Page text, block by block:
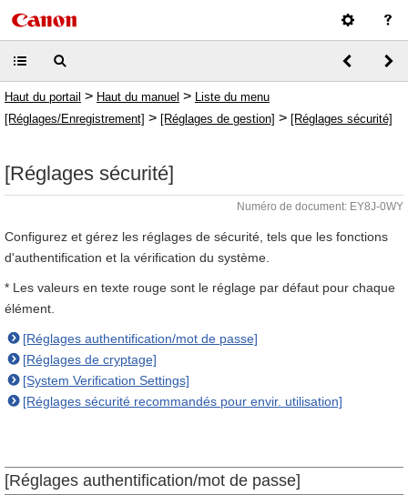
Haut du portail > Haut du manuel > Liste du menu
[Réglages/Enregistrement] > [Réglages de gestion] > [Réglages sécurité]
[Réglages sécurité]
Numéro de document: EY8J-0WY
Configurez et gérez les réglages de sécurité, tels que les fonctions
d'authentification et la vérification du système.
* Les valeurs en texte rouge sont le réglage par défaut pour chaque
élément.
[Réglages authentification/mot de passe]
[Réglages de cryptage]
[System Verification Settings]
[Réglages sécurité recommandés pour envir. utilisation]
[Réglages authentification/mot de passe]